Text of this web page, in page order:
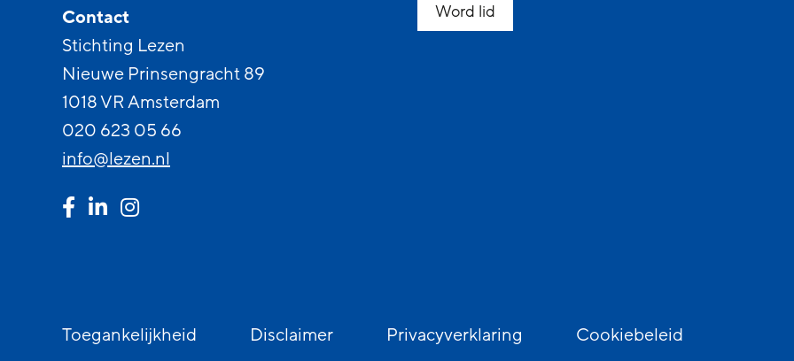
Contact
Stichting Lezen
Nieuwe Prinsengracht 89
1018 VR Amsterdam
020 623 05 66
info@lezen.nl
Word lid
Toegankelijkheid Disclaimer Privacyverklaring Cookiebeleid